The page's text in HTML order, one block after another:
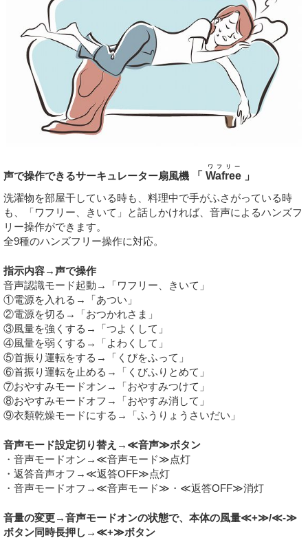
声で操作できるサーキュレーター扇風機 「 Wafree
ワフリー
」
洗濯物を部屋干している時も、料理中で手がふさがっている時
も、「ワフリー、きいて」と話しかければ、音声によるハンズフ
リー操作ができます。
全9種のハンズフリー操作に対応。
指示内容→声で操作
音声認識モード起動→「ワフリー、きいて」
①電源を入れる→「あつい」
②電源を切る→「おつかれさま」
③風量を強くする→「つよくして」
④風量を弱くする→「よわくして」
⑤首振り運転をする→「くびをふって」
⑥首振り運転を止める→「くびふりとめて」
⑦おやすみモードオン→「おやすみつけて」
⑧おやすみモードオフ→「おやすみ消して」
⑨衣類乾燥モードにする→「ふうりょうさいだい」
音声モード設定切り替え→≪音声≫ボタン
・音声モードオン→≪音声モード≫点灯
・返答音声オフ→≪返答OFF≫点灯
・音声モードオフ→≪音声モード≫・≪返答OFF≫消灯
音量の変更→音声モードオンの状態で、本体の風量≪+≫/≪-≫
ボタン同時長押し→≪+≫ボタン